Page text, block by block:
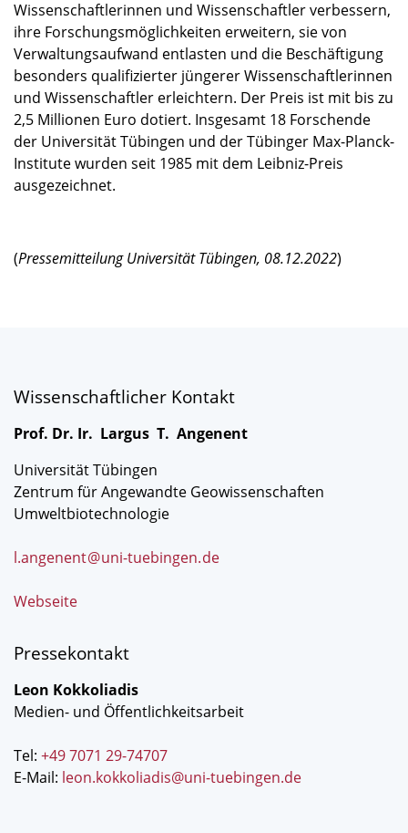
Wissenschaftlerinnen und Wissenschaftler verbessern,
ihre Forschungsmöglichkeiten erweitern, sie von
Verwaltungsaufwand entlasten und die Beschäftigung
besonders qualifizierter jüngerer Wissenschaftlerinnen
und Wissenschaftler erleichtern. Der Preis ist mit bis zu
2,5 Millionen Euro dotiert. Insgesamt 18 Forschende
der Universität Tübingen und der Tübinger Max-Planck-
Institute wurden seit 1985 mit dem Leibniz-Preis
ausgezeichnet.
(Pressemitteilung Universität Tübingen, 08.12.2022)
Wissenschaftlicher Kontakt
Prof. Dr. Ir. Largus T. Angenent
Universität Tübingen
Zentrum für Angewandte Geowissenschaften
Umweltbiotechnologie
l.angenent@uni-tuebingen.de
Webseite
Pressekontakt
Leon Kokkoliadis
Medien- und Öffentlichkeitsarbeit
Tel: +49 7071 29-74707
E-Mail: leon.kokkoliadis@uni-tuebingen.de